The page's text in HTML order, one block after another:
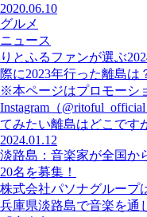
2020.06.10
グルメ
ニュース
りとふるファンが選ぶ
際に2023年行った離島は
※本ページはプロモーシ
Instagram（
てみたい離島はどこです
2024.01.12
淡路島：音楽家が全国か
20名を募集！
株式会社パソナグループ
兵庫県淡路島で音楽を通